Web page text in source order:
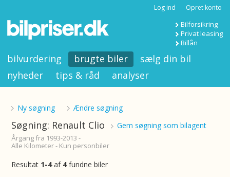
Log ind Opret konto
Bilforsikring
Privat leasing
Billån
bilvurdering brugte biler
sælg din bil
nyheder
tips & råd analyser
Ny søgning Ændre søgning
Søgning: Renault Clio Gem søgning som bilagent
Årgang fra 1993-2013 -
Alle Kilometer - Kun personbiler
Resultat 1-4af 4fundne biler